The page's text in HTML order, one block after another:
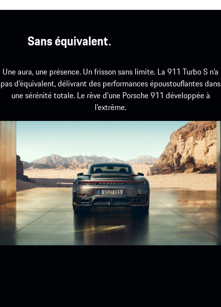
Sans équivalent.
Une aura, une présence. Un frisson sans limite. La 911 Turbo S n’a
pas d’équivalent, délivrant des performances époustouflantes dans
une sérénité totale. Le rêve d’une Porsche 911 développée à
l’extrême.